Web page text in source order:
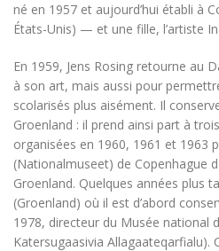
né en 1957 et aujourd’hui établi à
États-Unis) — et une fille, l’artiste
En 1959, Jens Rosing retourne au
à son art, mais aussi pour
scolarisés plus aisément. Il
Groenland : il prend ainsi part à
organisées en 1960, 1961 et 1963
(Nationalmuseet) de Copenhague
Groenland. Quelques années plus
(Groenland) où il est d’abord
1978, directeur du Musée national
Katersugaasivia Allagaateqarfialu).